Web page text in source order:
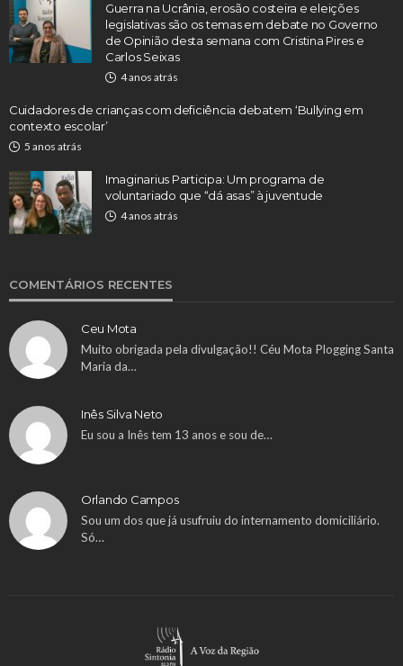
Guerra na Ucrânia, erosão costeira e eleições
legislativas são os temas em debate no Governo
de Opinião desta semana com Cristina Pires e
Carlos Seixas
4 anos atrás
Cuidadores de crianças com deficiência debatem ‘Bullying em
contexto escolar’
5 anos atrás
Imaginarius Participa: Um programa de
voluntariado que “dá asas” à juventude
4 anos atrás
COMENTÁRIOS RECENTES
Ceu Mota
Muito obrigada pela divulgação!! Céu Mota Plogging Santa
Maria da…
Inês Silva Neto
Eu sou a Inês tem 13 anos e sou de…
Orlando Campos
Sou um dos que já usufruiu do internamento domiciliário.
Só…